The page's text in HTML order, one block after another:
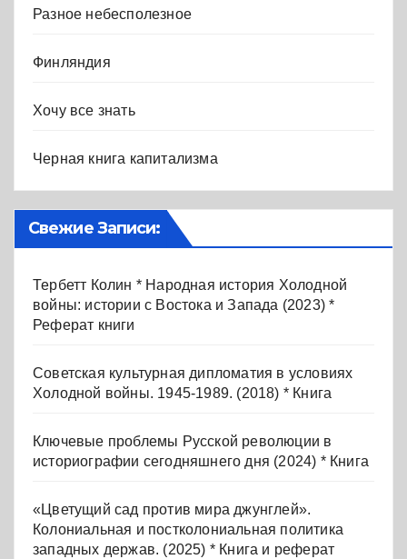
Разное небесполезное
Финляндия
Хочу все знать
Черная книга капитализма
Свежие Записи:
Тербетт Колин * Народная история Холодной
войны: истории с Востока и Запада (2023) *
Реферат книги
Советская культурная дипломатия в условиях
Холодной войны. 1945-1989. (2018) * Книга
Ключевые проблемы Русской революции в
историографии сегодняшнего дня (2024) * Книга
«Цветущий сад против мира джунглей».
Колониальная и постколониальная политика
западных держав. (2025) * Книга и реферат